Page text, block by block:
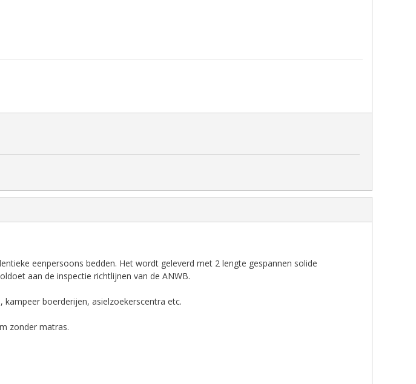
eenpersoons bedden. Het wordt geleverd met 2 lengte gespannen solide
aan de inspectie richtlijnen van de ANWB.
boerderijen, asielzoekerscentra etc.
zonder matras.